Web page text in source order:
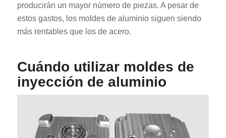
producirán un mayor número de piezas. A pesar de
estos gastos, los moldes de aluminio siguen siendo
más rentables que los de acero.
Cuándo utilizar moldes de
inyección de aluminio